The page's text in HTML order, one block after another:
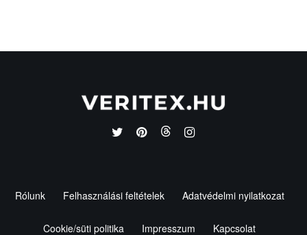
Rólunk Felhasználási feltételek Adatvédelmi nyilatkozat
Cookie/süti politika Impresszum Kapcsolat